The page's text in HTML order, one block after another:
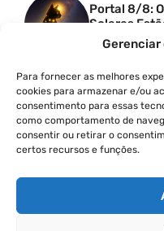
Para fornecer as melhores
cookies para armazenar e/ou
consentimento para essas
como comportamento de
consentir ou retirar o
certos recursos e funções.
Portal 8/8:
Solares
Memórias
Urgente:
Uma Nova
Despertar
FINANÇAS
Como
Passo